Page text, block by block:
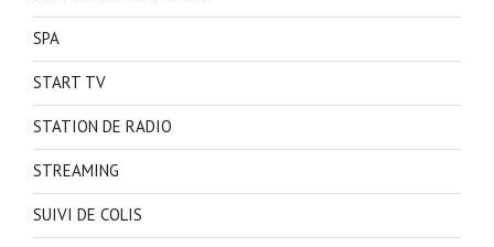
SPA
START TV
STATION DE RADIO
STREAMING
SUIVI DE COLIS